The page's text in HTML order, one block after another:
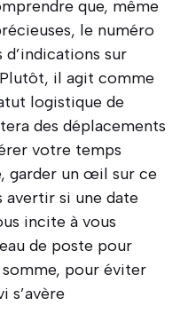
que, même
le numéro
sur
il agit comme
logistique de
des déplacements
votre temps
garder un œil sur ce
avertir si une date
incite à vous
de poste pour
pour éviter
s’avère